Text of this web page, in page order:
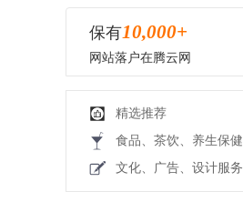
保有10,000+
网站落户在腾云网
精选推荐
食品、茶饮、养生保健
文化、广告、设计服务